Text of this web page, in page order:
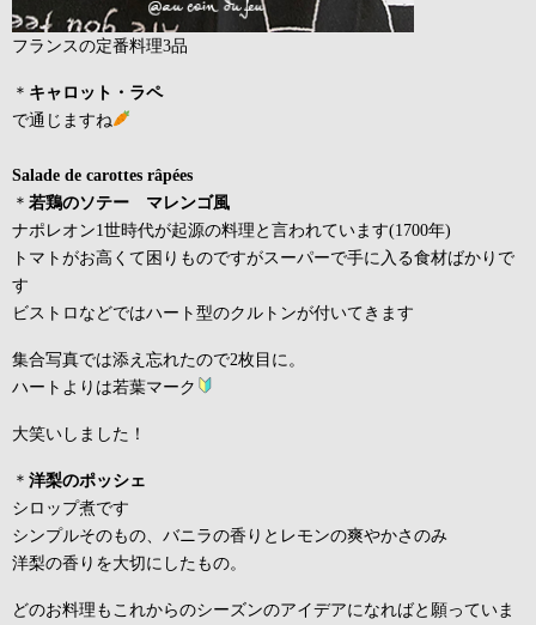
フランスの定番料理3品
＊ キャロット・ラペ
で通じますね
Salade de carottes râpées
＊ 若鶏のソテー マレンゴ風
ナポレオン1世時代が起源の料理と言われています(1700年)
トマトがお高くて困りものですがスーパーで手に入る食材ばかりで
す
ビストロなどではハート型のクルトンが付いてきます
集合写真では添え忘れたので2枚目に。
ハートよりは若葉マーク
大笑いしました！
＊ 洋梨のポッシェ
シロップ煮です
シンプルそのもの、バニラの香りとレモンの爽やかさのみ
洋梨の香りを大切にしたもの。
どのお料理もこれからのシーズンのアイデアになればと願っていま